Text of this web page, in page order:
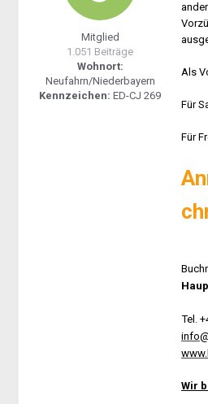
Mitglied
1.051 Beiträge
Wohnort:
Neufahrn/Niederbayern
Kennzeichen: ED-CJ 269
Als
Für
Für
Tel.
Wir